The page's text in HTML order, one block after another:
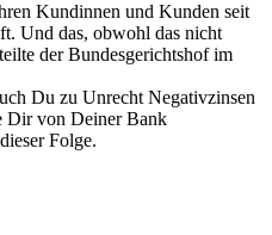
Kundinnen und Kunden seit
Und das, obwohl das nicht
der Bundesgerichtshof im
Du zu Unrecht Negativzinsen
Dir von Deiner Bank
Folge.